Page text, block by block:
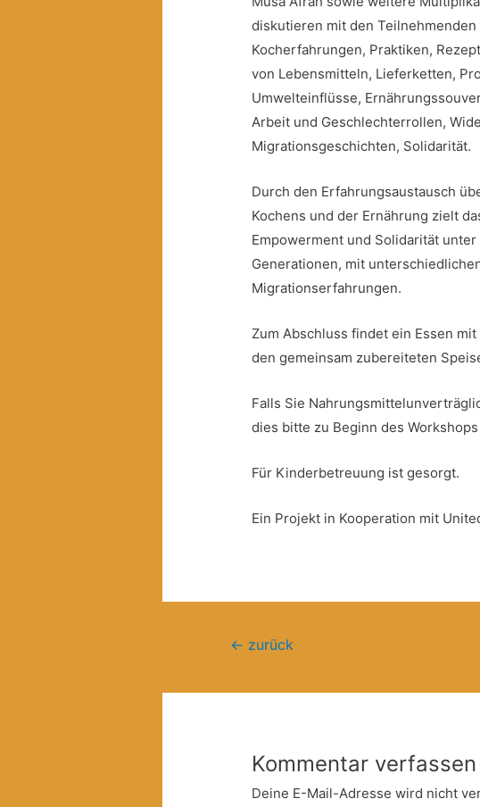
diskutieren mit den
Kocherfahrungen, Praktiken,
von Lebensmitteln, Lieferketten,
Umwelteinflüsse,
Arbeit und Geschlechterrollen,
Migrationsgeschichten, Solidarität.
Durch den Erfahrungsaustausch
Kochens und der Ernährung zielt
Empowerment und Solidarität
Generationen, mit
Migrationserfahrungen.
Zum Abschluss findet ein Essen
den gemeinsam zubereiteten
Falls Sie
dies bitte zu Beginn des
Für Kinderbetreuung ist gesorgt.
Ein Projekt in Kooperation mit
Beitragsnavigation
← zurück
Kommentar verfassen
Deine E-Mail-Adresse wird nicht